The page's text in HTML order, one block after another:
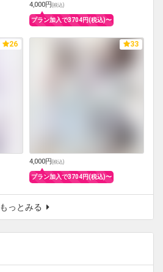
4,000円(税込)
プラン加入で3704円(税込)〜
26 33
4,000円(税込)
プラン加入で3704円(税込)〜
もっとみる